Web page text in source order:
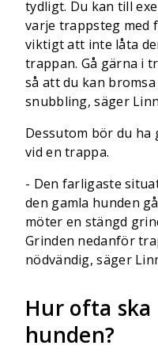
tydligt. Du kan till
varje trappsteg med
viktigt att inte låta
trappan. Gå gärna i
så att du kan
snubbling, säger
Dessutom bör du ha
vid en trappa.
- Den farligaste
den gamla hunden
möter en stängd
Grinden nedanför
nödvändig, säger
Hur ofta ska
hunden?